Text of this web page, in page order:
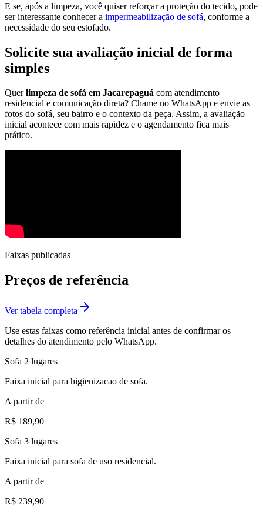
E se, após a limpeza, você quiser reforçar a proteção do tecido, pode
ser interessante conhecer a impermeabilização de sofá, conforme a
necessidade do seu estofado.
Solicite sua avaliação inicial de forma
simples
Querlimpeza de sofá em Jacarepaguá com atendimento
residencial e comunicação direta? Chame no WhatsApp e envie as
fotos do sofá, seu bairro e o contexto da peça. Assim, a avaliação
inicial acontece com mais rapidez e o agendamento fica mais
prático.
Faixas publicadas
Preços de referência
Ver tabela completa
Use estas faixas como referência inicial antes de confirmar os
detalhes do atendimento pelo WhatsApp.
Sofa 2 lugares
Faixa inicial para higienizacao de sofa.
A partir de
R$ 189,90
Sofa 3 lugares
Faixa inicial para sofa de uso residencial.
A partir de
R$ 239,90